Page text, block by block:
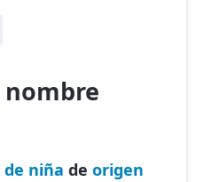
nombre
niña de origen